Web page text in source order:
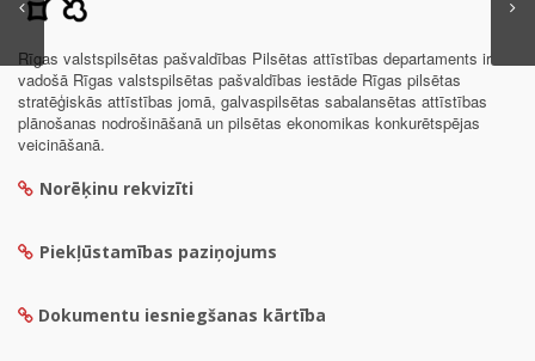
Rīgas valstspilsētas pašvaldības Pilsētas attīstības departaments ir
vadošā Rīgas valstspilsētas pašvaldības iestāde Rīgas pilsētas
stratēģiskās attīstības jomā, galvaspilsētas sabalansētas attīstības
plānošanas nodrošināšanā un pilsētas ekonomikas konkurētspējas
veicināšanā.
Norēķinu rekvizīti
Piekļūstamības paziņojums
Dokumentu iesniegšanas kārtība